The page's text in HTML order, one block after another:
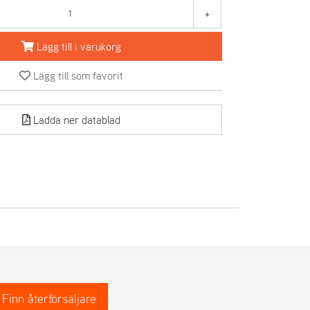
+
Lägg till i varukorg
Lägg till som favorit
Ladda ner datablad
Finn återförsäljare